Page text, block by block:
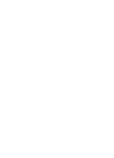
位，是行业首家
室等专业研发的
服务畅销欧美！
事单位、中国洁
单位、东莞市洁